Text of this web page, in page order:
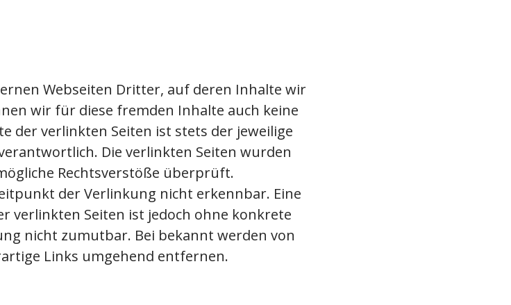
Webseiten Dritter, auf deren Inhalte wir
wir für diese fremden Inhalte auch keine
der verlinkten Seiten ist stets der jeweilige
Die verlinkten Seiten wurden
Rechtsverstöße überprüft.
der Verlinkung nicht erkennbar. Eine
verlinkten Seiten ist jedoch ohne konkrete
nicht zumutbar. Bei bekannt werden von
Links umgehend entfernen.